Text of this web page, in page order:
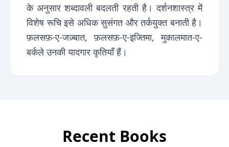
के अनुसार शब्दावली बदलती रहती है। दर्शनशास्त्र में
विशेष रूचि इसे अधिक सुसंगत और तर्कयुक्त बनाती है।
फ़लसफ़-ए-जज़्बात, फ़लसफ़-ए-इज्तिमा, मुकालमात-ए-
बर्कले उनकी यादगार कृतियाँ हैं।
Recent Books